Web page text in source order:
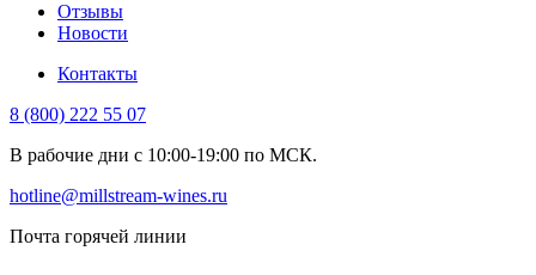
Отзывы
Новости
Контакты
8 (800) 222 55 07
В рабочие дни с 10:00-19:00 по МСК.
hotline@millstream-wines.ru
Почта горячей линии